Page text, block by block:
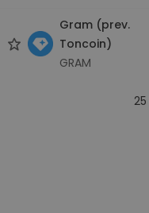
Gram (prev.
Toncoin)
GRAM
25